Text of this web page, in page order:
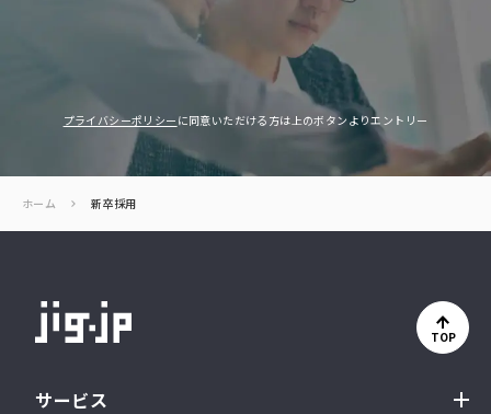
プライバシーポリシー に同意いただける方は上のボタンよりエントリー
ホーム 新卒採用
サービス
TOP